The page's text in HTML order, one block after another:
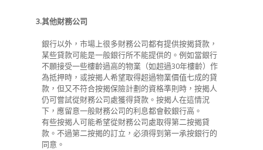
3.其他財務公司
銀行以外，市場上很多財務公司都有提供按揭貸款，
某些貸款可能是一般銀行所不能提供的。例如當銀行
不願接受一些樓齡過高的物業（如超過30年樓齡）作
為抵押時，或按揭人希望取得超過物業價值七成的貸
款，但又不符合按揭保險計劃的資格準則時，按揭人
仍可嘗試從財務公司處獲得貸款。按揭人在這情況
下，應留意一般財務公司的利息都會較銀行高。
有些按揭人可能希望從財務公司處取得第二按揭貸
款。不過第二按揭的訂立，必須得到第一承按銀行的
同意。